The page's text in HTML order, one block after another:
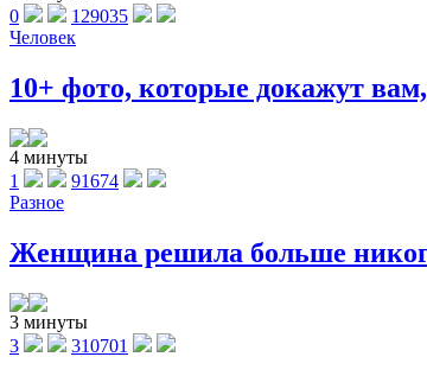
0
129035
Человек
10+ фото, которые докажут
4 минуты
1
91674
Разное
Женщина решила больше
3 минуты
3
310701